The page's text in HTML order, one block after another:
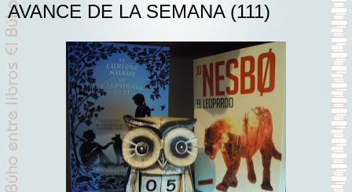
AVANCE DE LA SEMANA (111)